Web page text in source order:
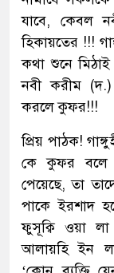
যাবে, কেবল
হিকায়তের !!!
কথা শুনে মিঠাই
নবী করীম (দ.)
করলে কুফর!!!
প্রিয় পাঠক!
কে কুফর বলে
পেয়েছে, তা
পাকে ইরশাদ
ফুসূক্বি ওয়া লা
আলায়হি ইন